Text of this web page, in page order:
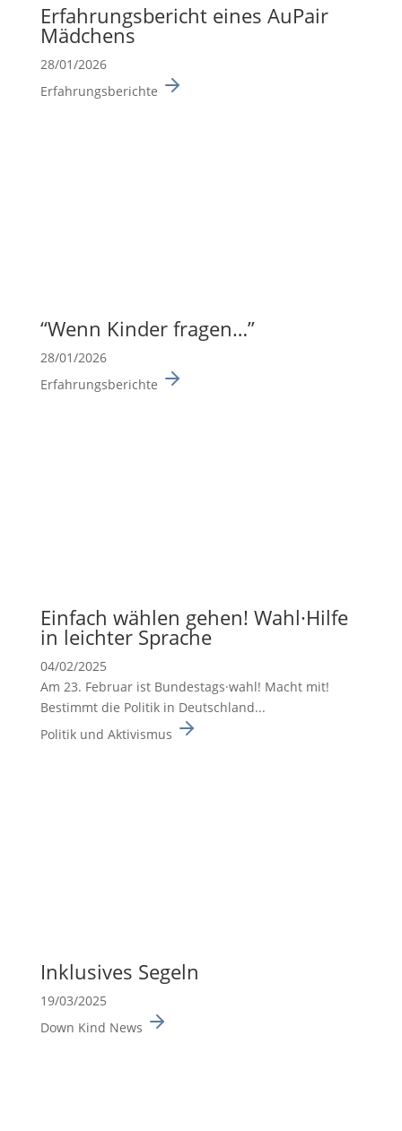
Erfah­rungs­be­richt eines AuPair
Mädchens
28/01/2026
Erfahrungsberichte
“Wenn Kinder fragen…”
28/01/2026
Erfahrungsberichte
Einfach wählen gehen! Wahl·Hilfe
in leichter Sprache
04/02/2025
Am 23. Februar ist Bundes­tags·wahl! Macht mit!
Bestimmt die Politik in Deutsch­land...
Politik und Aktivismus
Inklu­sives Segeln
19/03/2025
Down Kind News